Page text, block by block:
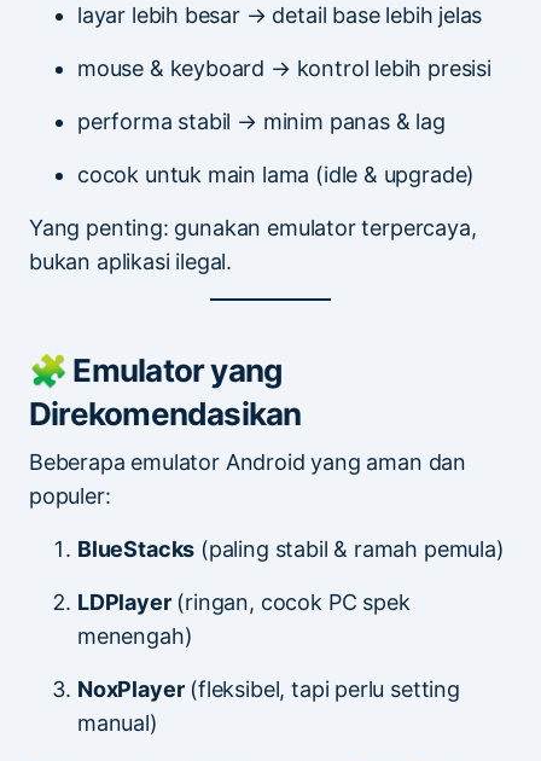
layar lebih besar → detail base lebih jelas
mouse & keyboard → kontrol lebih presisi
performa stabil → minim panas & lag
cocok untuk main lama (idle & upgrade)
Yang penting: gunakan emulator terpercaya,
bukan aplikasi ilegal.
🧩 Emulator yang
Direkomendasikan
Beberapa emulator Android yang aman dan
populer:
BlueStacks (paling stabil & ramah pemula)
LDPlayer(ringan, cocok PC spek
menengah)
NoxPlayer(fleksibel, tapi perlu setting
manual)